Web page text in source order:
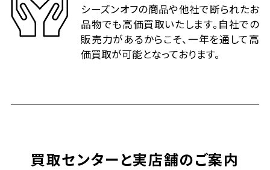
シーズンオフの商品や他社で断られたお
品物でも高価買取いたします。自社での
販売力があるからこそ、一年を通して高
価買取が可能となっております。
買取センターと実店舗のご案内